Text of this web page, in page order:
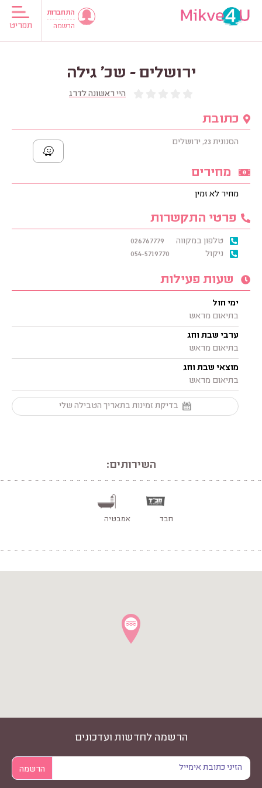
תפריט
התחברות
הרשמה
ירושלים - שכ' גילה
היי ראשונה לדרג
כתובת
הסנונית 23, ירושלים
מחירים
מחיר לא זמין
פרטי התקשרות
טלפון במקווה
026767779
ניקול
054-5719770
שעות פעילות
ימי חול
בתיאום מראש
ערבי שבת וחג
בתיאום מראש
מוצאי שבת וחג
בתיאום מראש
בדיקת זמינות בתאריך הטבילה שלי
השירותים:
חבד אמבטיה
הרשמה לחדשות ועדכונים